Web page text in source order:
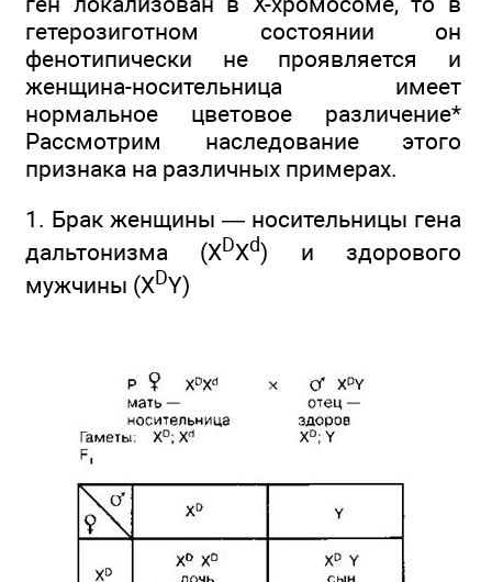
гетерозиготном состоянии он
фенотипически не проявляется и
женщина-носительница имеет
нормальное цветовое различение*
Рассмотрим наследование этого
признака на различных примерах.
1. Брак женщины — носительницы гена
дальтонизма (XDXd) и здорового
мужчины (XDY)